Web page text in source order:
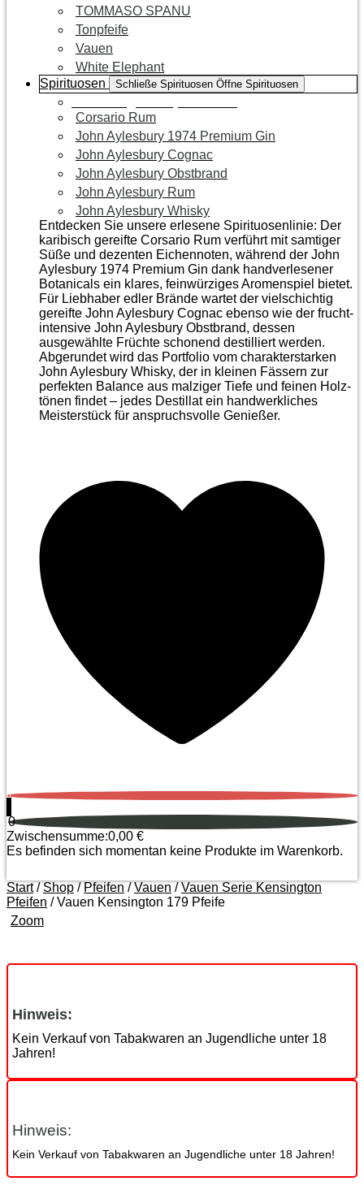
TOMMASO SPANU
Tonpfeife
Vauen
White Elephant
Spirituosen
Schließe Spirituosen Öffne Spirituosen
Corsario Rum
John Aylesbury 1974 Premium Gin
John Aylesbury Cognac
John Aylesbury Obstbrand
John Aylesbury Rum
John Aylesbury Whisky
Entdecken Sie unsere erlesene Spirituosenlinie: Der
karibisch gereifte Corsario Rum verführt mit samtiger
Süße und dezenten Eichen­noten, während der John
Aylesbury 1974 Premium Gin dank handverlesener
Botanicals ein klares, feinwürziges Aromenspiel bietet.
Für Liebhaber edler Brände wartet der vielschichtig
gereifte John Aylesbury Cognac ebenso wie der frucht­
intensive John Aylesbury Obstbrand, dessen
ausgewählte Früchte schonend destilliert werden.
Abgerundet wird das Portfolio vom charakterstarken
John Aylesbury Whisky, der in kleinen Fässern zur
perfekten Balance aus malziger Tiefe und feinen Holz­
tönen findet – jedes Destillat ein handwerkliches
Meister­stück für anspruchsvolle Genießer.
0
0
Zwischensumme:0,00 €
Es befinden sich momentan keine Produkte im Warenkorb.
Start/ Shop / Pfeifen /Vauen /Vauen Serie Kensington
Pfeifen / Vauen Kensington 179 Pfeife
Zoom
Hinweis:
Kein Verkauf von Tabakwaren an Jugendliche unter 18
Jahren!
Hinweis:
Kein Verkauf von Tabakwaren an Jugendliche unter 18 Jahren!